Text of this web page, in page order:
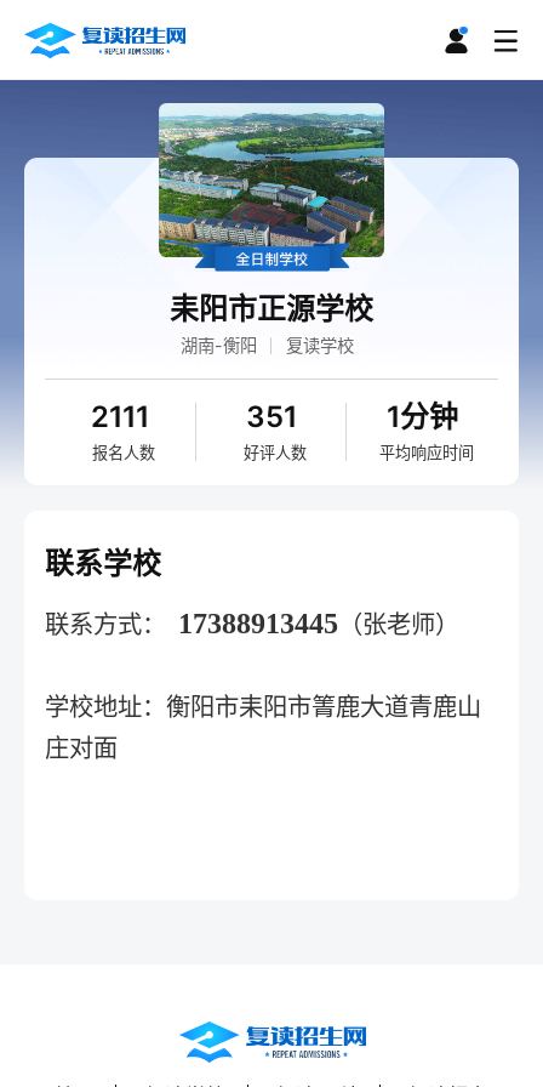
耒阳市正源学校
湖南-衡阳 复读学校
2111
报名人数
351
好评人数
1分钟
平均响应时间
联系学校
联系方式： 17388913445 （张老师）
学校地址：衡阳市耒阳市箐鹿大道青鹿山
庄对面